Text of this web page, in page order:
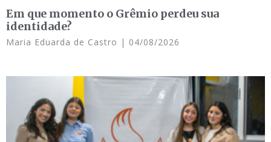
Em que momento o Grêmio perdeu sua
identidade?
Maria Eduarda de Castro 04/08/2026